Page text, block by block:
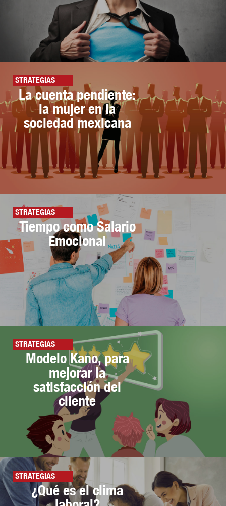
STRATEGIAS
La cuenta pendiente:
la mujer en la
sociedad mexicana
STRATEGIAS
Tiempo como Salario
Emocional
STRATEGIAS
Modelo Kano, para
mejorar la
satisfacción del
cliente
STRATEGIAS
¿Qué es el clima